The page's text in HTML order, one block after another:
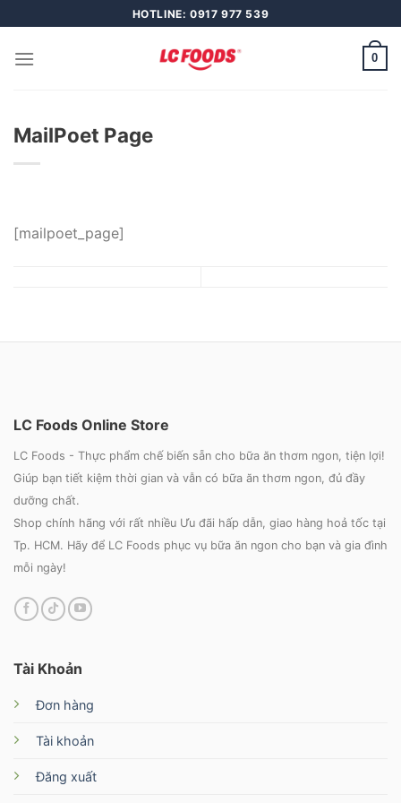
to
content
HOTLINE: 0917 977 539
0
MailPoet Page
[mailpoet_page]
LC Foods Online Store
LC Foods - Thực phẩm chế biến sẵn cho bữa ăn thơm ngon, tiện lợi!
Giúp bạn tiết kiệm thời gian và vẫn có bữa ăn thơm ngon, đủ đầy
dưỡng chất.
Shop chính hãng với rất nhiều Ưu đãi hấp dẫn, giao hàng hoả tốc tại
Tp. HCM. Hãy để LC Foods phục vụ bữa ăn ngon cho bạn và gia đình
mỗi ngày!
Tài Khoản
Đơn hàng
Tài khoản
Đăng xuất